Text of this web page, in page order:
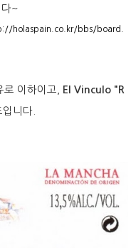
다~
holaspain.co.kr/bbs/board.
이하이고, El Vinculo "R
니다.